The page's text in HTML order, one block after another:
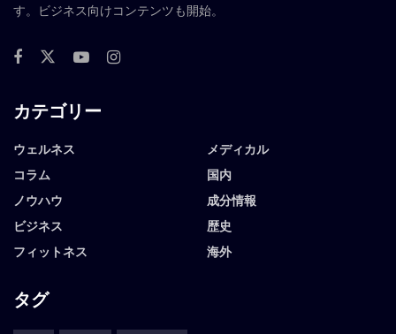
す。ビジネス向けコンテンツも開始。
カテゴリー
ウェルネス
コラム
ノウハウ
ビジネス
フィットネス
メディカル
国内
成分情報
歴史
海外
タグ